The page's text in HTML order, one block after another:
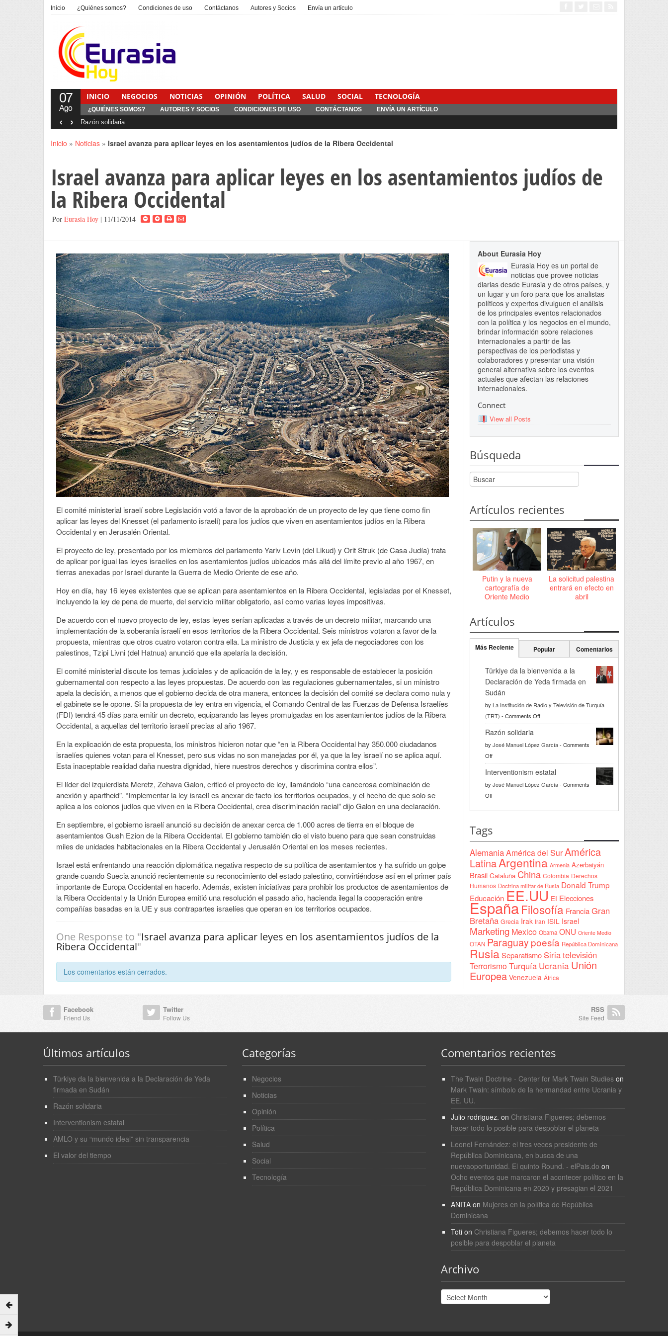
Inicio ¿Quiénes somos? Condiciones de uso Contáctanos Autores y Socios Envía un artículo
07
Ago
INICIO NEGOCIOS NOTICIAS OPINIÓN POLÍTICA SALUD SOCIAL TECNOLOGÍA
¿QUIÉNES SOMOS? AUTORES Y SOCIOS CONDICIONES DE USO CONTÁCTANOS ENVÍA UN ARTÍCULO
‹ ›
Inicio » Noticias » Israel avanza para aplicar leyes en los asentamientos judíos de la Ribera Occidental
Israel avanza para aplicar leyes en los asentamientos judíos de
la Ribera Occidental
Por Eurasia Hoy | 11/11/2014
El comité ministerial israelí sobre Legislación votó a favor de la aprobación de un proyecto de ley que tiene como fin
aplicar las leyes del Knesset (el parlamento israelí) para los judíos que viven en asentamientos judíos en la Ribera
Occidental y en Jerusalén Oriental.
El proyecto de ley, presentado por los miembros del parlamento Yariv Levin (del Likud) y Orit Struk (de Casa Judía) trata
de aplicar por igual las leyes israelíes en los asentamientos judíos ubicados más allá del límite previo al año 1967, en
tierras anexadas por Israel durante la Guerra de Medio Oriente de ese año.
Hoy en día, hay 16 leyes existentes que se aplican para asentamientos en la Ribera Occidental, legisladas por el Knesset,
incluyendo la ley de pena de muerte, del servicio militar obligatorio, así como varias leyes impositivas.
De acuerdo con el nuevo proyecto de ley, estas leyes serían aplicadas a través de un decreto militar, marcando una
implementación de la soberanía israelí en esos territorios de la Ribera Occidental. Seis ministros votaron a favor de la
propuesta, mientras que otros cuatro votaron contra ella. La ministro de Justicia y ex jefa de negociadores con los
palestinos, Tzipi Livni (del Hatnua) anunció que ella apelaría la decisión.
El comité ministerial discute los temas judiciales y de aplicación de la ley, y es responsable de establecer la posición
gubernamental con respecto a las leyes propuestas. De acuerdo con las regulaciones gubernamentales, si un ministro
apela la decisión, a menos que el gobierno decida de otra manera, entonces la decisión del comité se declara como nula y
el gabinete se le opone. Si la propuesta de ley entra en vigencia, el Comando Central de las Fuerzas de Defensa Israelíes
(FDI) tendrá 45 días para emitir un decreto, equiparando las leyes promulgadas en los asentamientos judíos de la Ribera
Occidental, a aquellas del territorio israelí precias al año 1967.
En la explicación de esta propuesta, los ministros hicieron notar que “en la Ribera Occidental hay 350.000 ciudadanos
israelíes quienes votan para el Knesset, pero sus vidas no son manejadas por él, ya que la ley israelí no se aplica aquí.
Esta inaceptable realidad daña nuestra dignidad, hiere nuestros derechos y discrimina contra ellos”.
El líder del izquierdista Meretz, Zehava Galon, criticó el proyecto de ley, llamándolo “una cancerosa combinación de
anexión y apartheid”. “Implementar la ley israelí es anexar de facto los territorios ocupados, y el hecho de que solo se
aplica a los colonos judíos que viven en la Ribera Occidental, crea discriminación racial” dijo Galon en una declaración.
En septiembre, el gobierno israelí anunció su decisión de anexar cerca de 1.000 acres de tierra en el bloque de
asentamientos Gush Ezion de la Ribera Occidental. El gobierno también dio el visto bueno para que sean construidas
miles de unidades habitacionales en la Ribera Occidental y Jerusalén Oriental en los meses recientes.
Israel está enfrentando una reacción diplomática negativa respecto de su política de asentamientos y ha sufrido un golpe
grande cuando Suecia anunció recientemente su reconocimiento del estado palestino, convirtiéndose así en el primer país
importante de Europa Occidental en hacerlo. Además, existen iniciativas para prohibir los productos de asentamientos de
la Ribera Occidental y la Unión Europea emitió una resolución el pasado año, hacienda ilegal la cooperación entre
compañías basadas en la UE y sus contrapartes israelíes que operan en los territorios ocupados.
One Response to "Israel avanza para aplicar leyes en los asentamientos judíos de la
Ribera Occidental"
Los comentarios están cerrados.
About Eurasia Hoy
Eurasia Hoy es un portal de
noticias que provee noticias
diarias desde Eurasia y de otros países, y
un lugar y un foro para que los analistas
políticos y expertos divulguen el análisis
de los principales eventos relacionados
con la política y los negocios en el mundo,
brindar información sobre relaciones
internacionales a partir de las
perspectivas de los periodistas y
colaboradores y presentar una visión
general alternativa sobre los eventos
actuales que afectan las relaciones
internacionales.
Connect
View all Posts
Búsqueda
Artículos recientes
Putin y la nueva
cartografía de
Oriente Medio
La solicitud palestina
entrará en efecto en
abril
Artículos
Más Reciente Popular Comentarios
Türkiye da la bienvenida a la
Declaración de Yeda firmada en
Sudán
by La Institución de Radio y Televisión de Turquía
(TRT) - Comments Offon
Türkiye
la
a
Yeda
Razón solidaria
by José Manuel López García- Comments
Offon
Razón
solidaria
Interventionism estatal
by José Manuel López García- Comments
Offon
Tags
AlemaniaAmérica del SurAmérica
LatinaArgentina Armenia Azerbaiyán
Brasil Cataluña China Colombia Derechos
Humanos Doctrina militar de Rusia Donald Trump
EducaciónEE.UU EI Elecciones
EspañaFilosofía FranciaGran
Bretaña Grecia Irak Iran ISIL Israel
Marketing Mexico Obama ONU Oriente Medio
OTAN Paraguaypoesía República Dominicana
RusiaSeparatismo Siriatelevisión
Terrorismo Turquía Ucrania Unión
Europea Venezuela África
Facebook
Friend Us
Twitter
Follow Us
RSS
Site Feed
Últimos artículos
Türkiye da la bienvenida a la Declaración de Yeda
firmada en Sudán
Razón solidaria
Interventionism estatal
AMLO y su “mundo ideal” sin transparencia
El valor del tiempo
Categorías
Negocios
Noticias
Opinión
Política
Salud
Social
Tecnología
Comentarios recientes
The Twain Doctrine - Center for Mark Twain Studies on
Mark Twain: símbolo de la hermandad entre Ucrania y
EE. UU.
Julio rodriguez. on Christiana Figueres; debemos
hacer todo lo posible para despoblar el planeta
Leonel Fernández: el tres veces presidente de
República Dominicana, en busca de una
nuevaoportunidad. El quinto Round. - elPais.do on
Ocho eventos que marcaron el acontecer político en la
República Dominicana en 2020 y presagian el 2021
ANITA on Mujeres en la política de República
Dominicana
Toti on Christiana Figueres; debemos hacer todo lo
posible para despoblar el planeta
Archivo
Archivo